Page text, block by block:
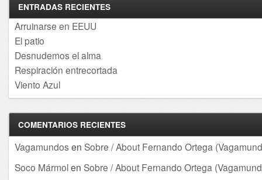
ENTRADAS RECIENTES
Arruinarse en EEUU
El patio
Desnudemos el alma
Respiración entrecortada
Viento Azul
COMENTARIOS RECIENTES
Vagamundos en Sobre / About Fernando Ortega
Soco Mármolen Sobre / About Fernando Ortega